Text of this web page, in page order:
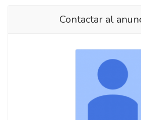
Contactar al